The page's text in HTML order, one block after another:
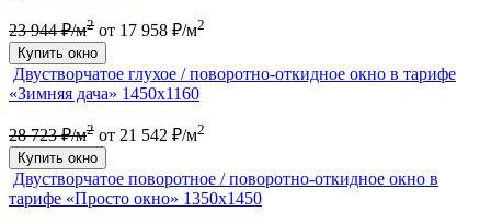
23 944 ₽/м2 от 17 958 ₽/м2
Купить окно
Двустворчатое глухое / поворотно-откидное окно в тарифе
«Зимняя дача» 1450х1160
28 723 ₽/м2 от 21 542 ₽/м2
Купить окно
Двустворчатое поворотное / поворотно-откидное окно в
тарифе «Просто окно» 1350х1450